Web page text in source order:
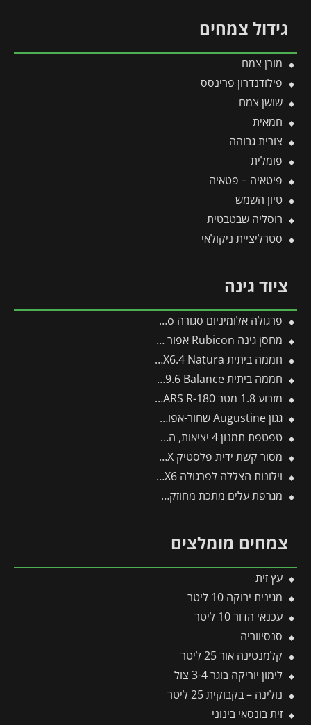
גידול צמחים
מורן צמח
פילודנדרון פרינסס
שושן צמח
חמאית
צורית גבוהה
פומלית
פיטאיה – פטאיה
טיון השמש
רוסליה שבטבטית
סטרליציית ניקולאי
ציוד גינה
פרגולה אלומיניום סגורה SanRemo לבנה 3X5.6 קירוי לבן מבית Canopia
מחסן גינה Rubicon אפור כהה 1.9X3 מבית פלרם – קנופיה
חממה ביתית 2.4X6.4 Natura מעץ ארז מבית פלרם – Canopia
חממה ביתית 3X9.6 Balance מבית פלרם – Canopia
מזרוע 1.8 מטר ARS R-180 -תבור
גגון Augustine שחור-אפור 2.2*0.9 מבית פלרם – Canopia
טפטפת תמנון 4 יציאות, השקייה מווסתת + טפטפת 8 ליטר לשעה
מסור קשת ידית פלסטיק CT32EX -תבור
וילונות הצללה לפרגולה 3X6 מבית פלרם – Canopia
מגרפת עלים מתכת מחוזקת לכלים מתחלפים פיסקארס
צמחים מומלצים
עץ זית
מגינית ירוקה 10 ליטר
עכנאי הדור 10 ליטר
סנסיווריה
קלמנטינה אור 25 ליטר
לימון יוריקה בוגר 3-4 צול
נולינה – בקבוקית 25 ליטר
זית בונסאי בינוני